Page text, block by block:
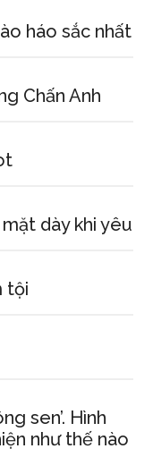
háo sắc nhất
Chấn Anh
dày khi yêu
tội
sen’. Hình
như thế nào